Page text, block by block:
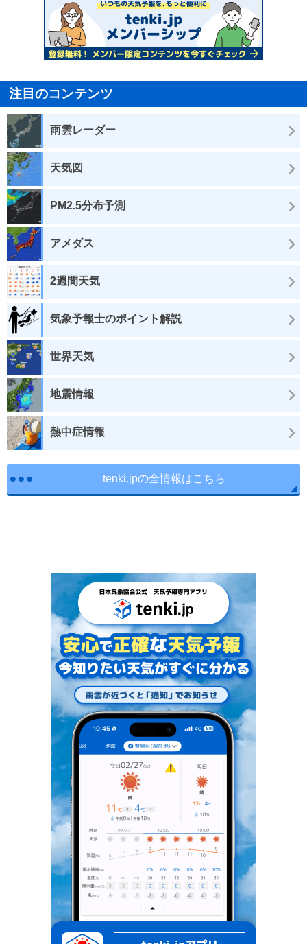
注目のコンテンツ
雨雲レーダー
天気図
PM2.5分布予測
アメダス
2週間天気
気象予報士のポイント解説
世界天気
地震情報
熱中症情報
tenki.jpの全情報はこちら